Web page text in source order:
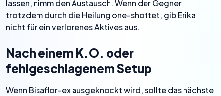
lassen, nimm den Austausch. Wenn der Gegner
trotzdem durch die Heilung one-shottet, gib Erika
nicht für ein verlorenes Aktives aus.
Nach einem K.O. oder
fehlgeschlagenem Setup
Wenn Bisaflor-ex ausgeknockt wird, sollte das nächste